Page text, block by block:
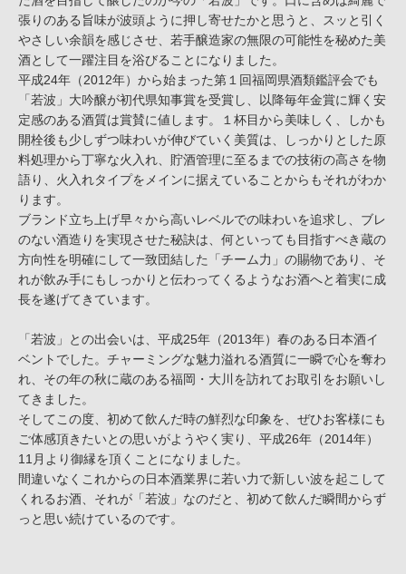
張りのある旨味が波頭ように押し寄せたかと思うと、スッと引く
やさしい余韻を感じさせ、若手醸造家の無限の可能性を秘めた美
酒として一躍注目を浴びることになりました。
平成24年（2012年）から始まった第１回福岡県酒類鑑評会でも
「若波」大吟醸が初代県知事賞を受賞し、以降毎年金賞に輝く安
定感のある酒質は賞賛に値します。１杯目から美味しく、しかも
開栓後も少しずつ味わいが伸びていく美質は、しっかりとした原
料処理から丁寧な火入れ、貯酒管理に至るまでの技術の高さを物
語り、火入れタイプをメインに据えていることからもそれがわか
ります。
ブランド立ち上げ早々から高いレベルでの味わいを追求し、ブレ
のない酒造りを実現させた秘訣は、何といっても目指すべき蔵の
方向性を明確にして一致団結した「チーム力」の賜物であり、そ
れが飲み手にもしっかりと伝わってくるようなお酒へと着実に成
長を遂げてきています。
「若波」との出会いは、平成25年（2013年）春のある日本酒イ
ベントでした。チャーミングな魅力溢れる酒質に一瞬で心を奪わ
れ、その年の秋に蔵のある福岡・大川を訪れてお取引をお願いし
てきました。
そしてこの度、初めて飲んだ時の鮮烈な印象を、ぜひお客様にも
ご体感頂きたいとの思いがようやく実り、平成26年（2014年）
11月より御縁を頂くことになりました。
間違いなくこれからの日本酒業界に若い力で新しい波を起こして
くれるお酒、それが「若波」なのだと、初めて飲んだ瞬間からず
っと思い続けているのです。